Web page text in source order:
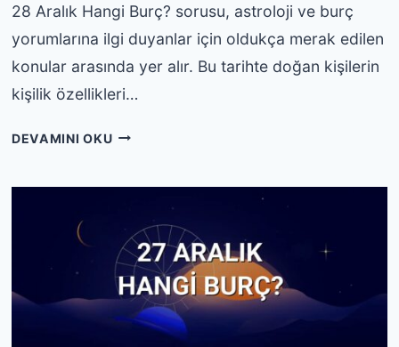
28 Aralık Hangi Burç? sorusu, astroloji ve burç
yorumlarına ilgi duyanlar için oldukça merak edilen
konular arasında yer alır. Bu tarihte doğan kişilerin
kişilik özellikleri…
DEVAMINI OKU28
ÖZELLIKLERI
VE
YORUMU